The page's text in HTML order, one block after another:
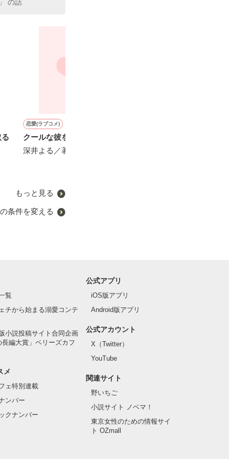
の話
恋愛(ラブコメ)
クールな彼を妬かせたら
深井よる／著
もっと見る
条件を変える
覧
チから始まる溺愛コンテ
小説投稿サイト合同企画
長編大賞」ベリーズカフ
メ
ェ特別連載
ンバー
クナンバー
公式アプリ
iOS版アプリ
Android版アプリ
公式アカウント
X（Twitter）
YouTube
関連サイト
野いちご
小説サイト ノベマ！
東京女性のための情報サイ
ト OZmall